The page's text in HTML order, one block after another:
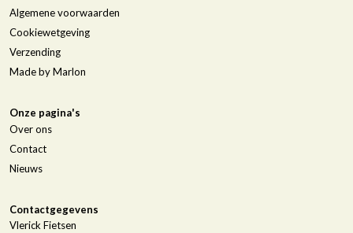
Algemene voorwaarden
Cookiewetgeving
Verzending
Made by Marlon
Onze pagina's
Over ons
Contact
Nieuws
Contactgegevens
Vlerick Fietsen